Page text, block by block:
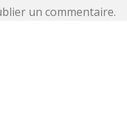
un commentaire.